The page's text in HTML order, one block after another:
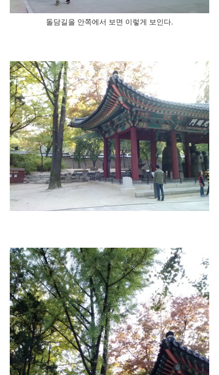
돌담길을 안쪽에서 보면 이렇게 보인다.